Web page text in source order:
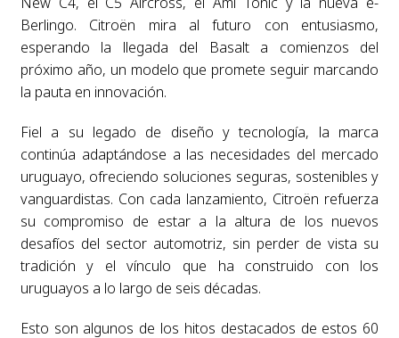
Berlingo. Citroën mira al futuro con entusiasmo,
esperando la llegada del Basalt a comienzos del
próximo año, un modelo que promete seguir marcando
la pauta en innovación.
Fiel a su legado de diseño y tecnología, la marca
continúa adaptándose a las necesidades del mercado
uruguayo, ofreciendo soluciones seguras, sostenibles y
vanguardistas. Con cada lanzamiento, Citroën refuerza
su compromiso de estar a la altura de los nuevos
desafíos del sector automotriz, sin perder de vista su
tradición y el vínculo que ha construido con los
uruguayos a lo largo de seis décadas.
Esto son algunos de los hitos destacados de estos 60